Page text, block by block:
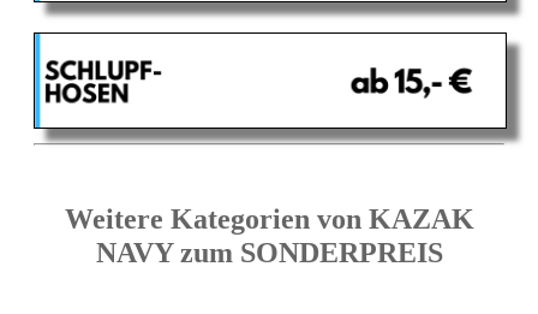
Weitere Kategorien von KAZAK
NAVY zum SONDERPREIS